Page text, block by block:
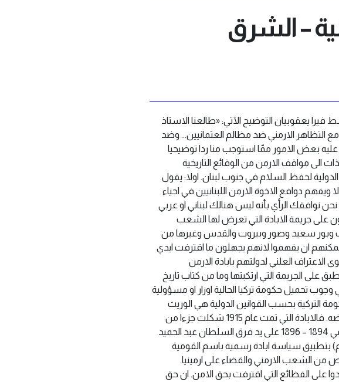
– الشرق
الاوسط فيرا يعقوبيان ‏التوضيح الآتي:‏ ‏«طالعنا الاستاذ
جريدة «الديار» بتاريخ 14/10/2006، تحت ‏عنوان «مع التظاهر الارمني ضد مظالم العثمانيين… وضد
بعض الامور ممّا استوجب منا ردا ‏توضيحيا
الى مواقف الارمن من الوقائع التاريخية
الدولية لحفظ السلام في جنوب لبنان.‏ اولا: يقول
دوافع الاخوة الارمن اللبنانيين في احياء
نوافقك الرأي بأنه ليس هنالك لبناني او عربي
على جريمة الابادة التي تعرض لها الشعب
وبور ‏سعيد وصور وبيروت والقدس وغيرها من
ان يفهموا لانهم يجهلون ما اقترفت ايدي
سوى الاعتراف العلني لدولتهم ‏بابادة الارمن
الجريمة التي ارتكبتها وما من كتاب تاريخ
تحميل حكومة تركيا الحالية اوزار ‏او مسؤولية
التركية بحسب القوانين الدولية هي الوريث
الشرعي لتركيا العثمانية التي ‏ارتكبت الابادة وحاولت افناء شعب بأكمله واغتصاب ارضه. فالابادة التي تمت عام 1915 شكلت ‏جزءا من
سياسة دولة على مدى بعيد سبقتها مجازر حصدت اكثر من 300 الف ارمني بين عامي ‏‏1894 – 1896 على يد فرق السلطان عبد الحميد
بتطبيق سياسة ابادة رسمية باسم القومية
عام 1915 وكان الهدف منها التخلص من الشعب ‏الارمني والقضاء على ارمينيا.‏
على ‏الفظائع التي اقترفت بحق الامن. ان حق